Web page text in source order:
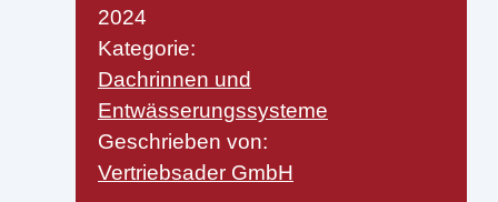
2024
Kategorie:
Dachrinnen und
Entwässerungssysteme
Geschrieben von:
Vertriebsader GmbH